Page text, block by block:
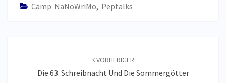
Camp NaNoWriMo, Peptalks
VORHERIGER
Die 63. Schreibnacht Und Die Sommergötter